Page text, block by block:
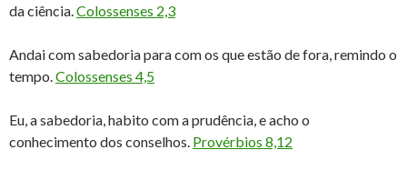
da ciência. Colossenses 2,3
Andai com sabedoria para com os que estão de fora, remindo o
tempo. Colossenses 4,5
Eu, a sabedoria, habito com a prudência, e acho o
conhecimento dos conselhos. Provérbios 8,12